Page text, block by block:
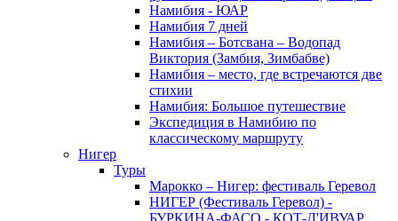
Намибия - ЮАР
Намибия 7 дней
Намибия – Ботсвана – Водопад
Виктория (Замбия, Зимбабве)
Намибия – место, где встречаются две
стихии
Намибия: Большое путешествие
Экспедиция в Намибию по
классическому маршруту
Нигер
Туры
Марокко – Нигер: фестиваль Геревол
НИГЕР (Фестиваль Геревол) -
БУРКИНА-ФАСО - КОТ-Д'ИВУАР